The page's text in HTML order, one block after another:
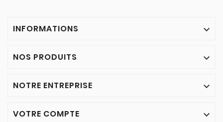
INFORMATIONS 
NOS PRODUITS 
NOTRE ENTREPRISE 
VOTRE COMPTE 